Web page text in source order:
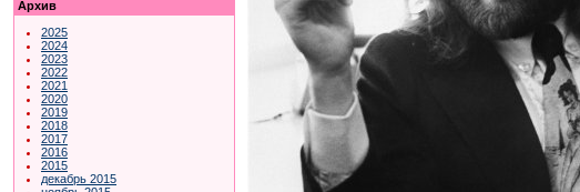
Архив
2025
2024
2023
2022
2021
2020
2019
2018
2017
2016
2015
декабрь 2015